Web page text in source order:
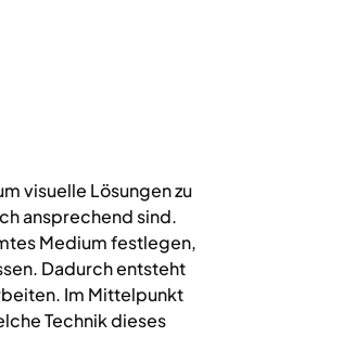
visuelle Lösungen zu
ansprechend sind.
Medium festlegen,
Dadurch entsteht
Im Mittelpunkt
Technik dieses